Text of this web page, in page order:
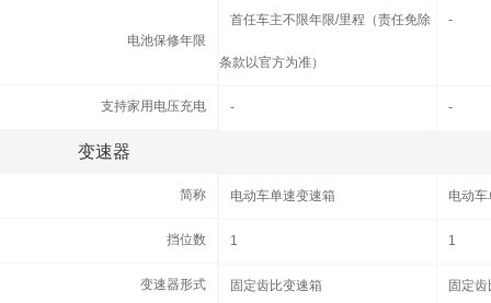
首任车主不限年限/里程（责任免除
条款以官方为准）
-
支持家用电压充电 - -
变速器
简称 电动车单速变速箱 电动
挡位数 1 1
变速器形式 固定齿比变速箱 固定
电池保修年限
支持家用电压充电
变速器
简称
挡位数
变速器形式